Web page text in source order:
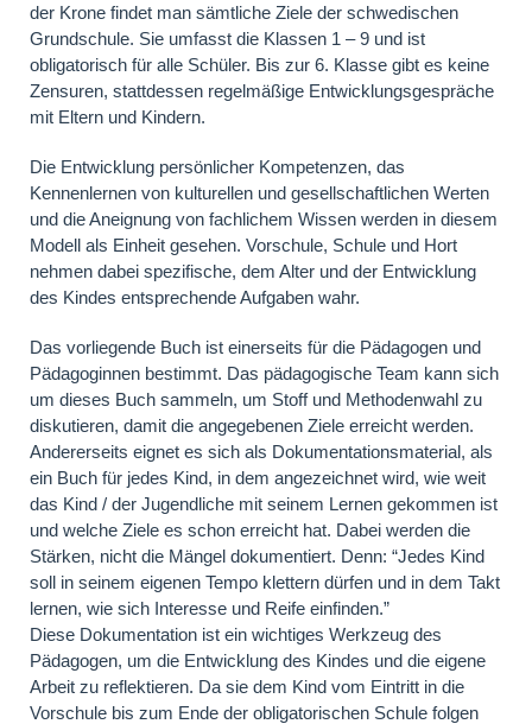
der Krone findet man sämtliche Ziele der schwedischen
Grundschule. Sie umfasst die Klassen 1 – 9 und ist
obligatorisch für alle Schüler. Bis zur 6. Klasse gibt es keine
Zensuren, stattdessen regelmäßige Entwicklungsgespräche
mit Eltern und Kindern.
Die Entwicklung persönlicher Kompetenzen, das
Kennenlernen von kulturellen und gesellschaftlichen Werten
und die Aneignung von fachlichem Wissen werden in diesem
Modell als Einheit gesehen. Vorschule, Schule und Hort
nehmen dabei spezifische, dem Alter und der Entwicklung
des Kindes entsprechende Aufgaben wahr.
Das vorliegende Buch ist einerseits für die Pädagogen und
Pädagoginnen bestimmt. Das pädagogische Team kann sich
um dieses Buch sammeln, um Stoff und Methodenwahl zu
diskutieren, damit die angegebenen Ziele erreicht werden.
Andererseits eignet es sich als Dokumentationsmaterial, als
ein Buch für jedes Kind, in dem angezeichnet wird, wie weit
das Kind / der Jugendliche mit seinem Lernen gekommen ist
und welche Ziele es schon erreicht hat. Dabei werden die
Stärken, nicht die Mängel dokumentiert. Denn: “Jedes Kind
soll in seinem eigenen Tempo klettern dürfen und in dem Takt
lernen, wie sich Interesse und Reife einfinden.”
Diese Dokumentation ist ein wichtiges Werkzeug des
Pädagogen, um die Entwicklung des Kindes und die eigene
Arbeit zu reflektieren. Da sie dem Kind vom Eintritt in die
Vorschule bis zum Ende der obligatorischen Schule folgen